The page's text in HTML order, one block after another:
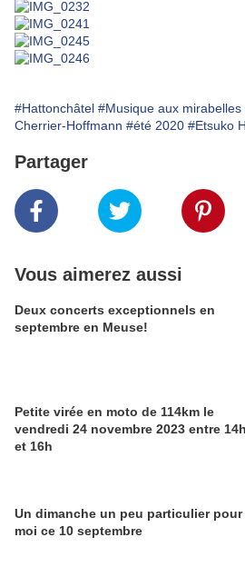
#Hattonchâtel #Musique aux mirabelles
Cherrier-Hoffmann #été 2020 #Etsuko
Partager
Vous aimerez aussi
Deux concerts exceptionnels en
septembre en Meuse!
Petite virée en moto de 114km le
vendredi 24 novembre 2023 entre 14h
et 16h
Un dimanche un peu particulier pour
moi ce 10 septembre